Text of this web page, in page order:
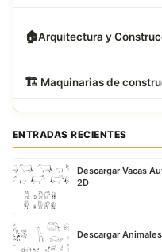
🏠Arquitectura y
🏗 Maquinarias de
ENTRADAS RECIENTES
Descargar Vacas
2D
Descargar